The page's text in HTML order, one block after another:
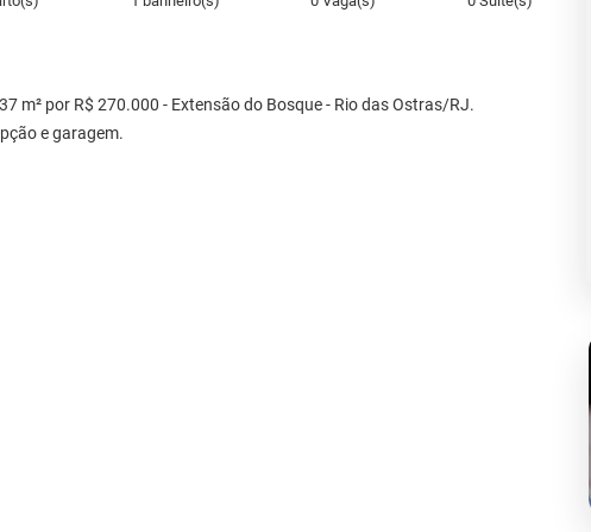
m² por R$ 270.000 - Extensão do Bosque - Rio das Ostras/RJ.
e garagem.